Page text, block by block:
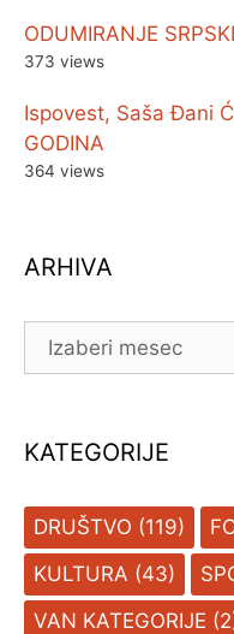
ODUMIRANJE
373 views
Ispovest, Saša Đani
GODINA
364 views
ARHIVA
ARHIVA
KATEGORIJE
DRUŠTVO (119)
KULTURA (43)
VAN KATEGORIJE